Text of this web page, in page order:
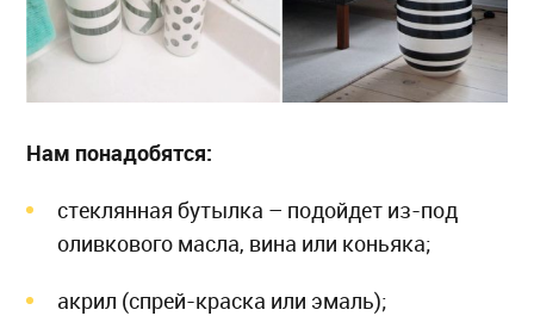
Нам понадобятся:
стеклянная бутылка – подойдет из-под
оливкового масла, вина или коньяка;
акрил (спрей-краска или эмаль);